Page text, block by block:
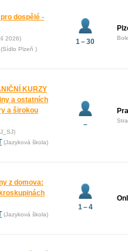
dospělé -
2026)
(Sídlo Plzeň )
1 – 30
KURZY
a ostatních
a širokou
(Jazyková škola)
–
z domova:
(Jazyková škola)
1 – 4